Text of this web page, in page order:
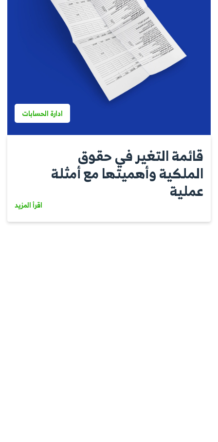
ادارة الحسابات
قائمة التغير في حقوق
الملكية وأهميتها مع أمثلة
عملية
اقرأ المزيد